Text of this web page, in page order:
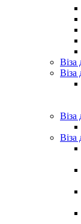
Віза
Віза
Віза